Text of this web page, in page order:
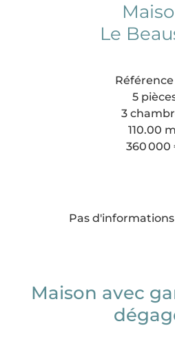
Le
Référence
5
3
110.00
360 000
Pas
Maison avec